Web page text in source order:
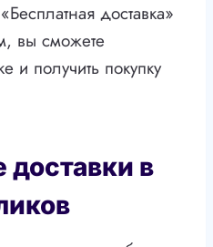
доставка»
вы сможете
и получить покупку
в